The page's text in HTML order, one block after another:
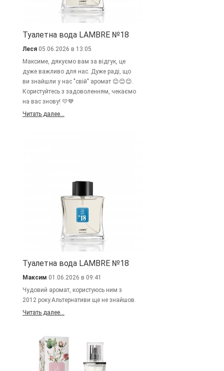
Туалетна вода LAMBRE №18
Леся 05.06.2026 в 13:05
Максиме, дякуємо вам за відгук, це
дуже важливо для нас. Дуже раді, що
ви знайшли у нас "свій" аромат 😊😊😊.
Користуйтесь з задоволенням, чекаємо
на вас знову! 💛💙
Читать далее...
Туалетна вода LAMBRE №18
Максим 01.06.2026 в 09:41
Чудовий аромат, користуюсь ним з
2012 року.Альтернативи ще не знайшов.
Читать далее...